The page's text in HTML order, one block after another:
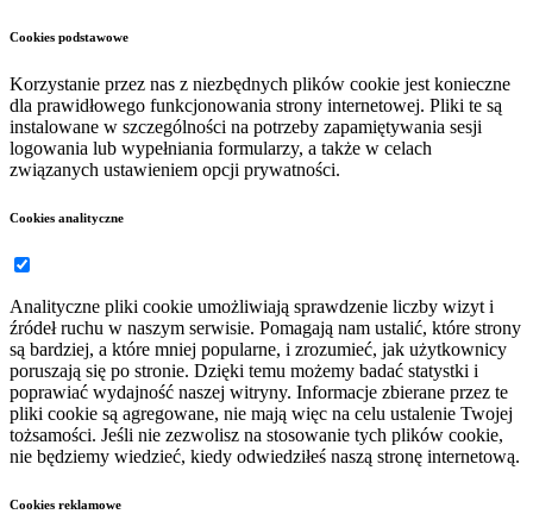
Cookies podstawowe
Korzystanie przez nas z niezbędnych plików cookie jest konieczne
dla prawidłowego funkcjonowania strony internetowej. Pliki te są
instalowane w szczególności na potrzeby zapamiętywania sesji
logowania lub wypełniania formularzy, a także w celach
związanych ustawieniem opcji prywatności.
Cookies analityczne
Analityczne pliki cookie umożliwiają sprawdzenie liczby wizyt i
źródeł ruchu w naszym serwisie. Pomagają nam ustalić, które strony
są bardziej, a które mniej popularne, i zrozumieć, jak użytkownicy
poruszają się po stronie. Dzięki temu możemy badać statystki i
poprawiać wydajność naszej witryny. Informacje zbierane przez te
pliki cookie są agregowane, nie mają więc na celu ustalenie Twojej
tożsamości. Jeśli nie zezwolisz na stosowanie tych plików cookie,
nie będziemy wiedzieć, kiedy odwiedziłeś naszą stronę internetową.
Cookies reklamowe